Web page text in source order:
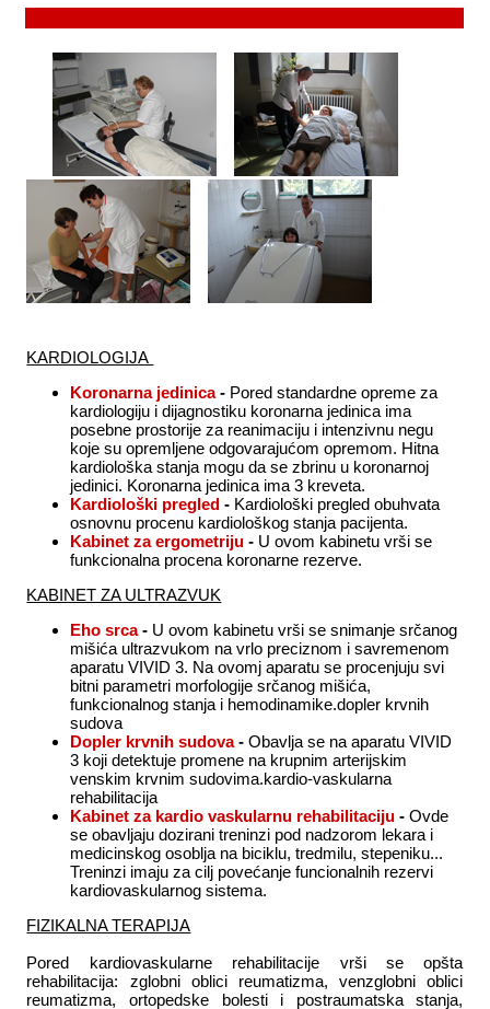
KARDIOLOGIJA
Koronarna jedinica- Pored standardne opreme za
kardiologiju i dijagnostiku koronarna jedinica ima
posebne prostorije za reanimaciju i intenzivnu negu
koje su opremljene odgovarajućom opremom. Hitna
kardiološka stanja mogu da se zbrinu u koronarnoj
jedinici. Koronarna jedinica ima 3 kreveta.
Kardiološki pregled - Kardiološki pregled obuhvata
osnovnu procenu kardiološkog stanja pacijenta.
Kabinet za ergometriju - U ovom kabinetu vrši se
funkcionalna procena koronarne rezerve.
KABINET ZA ULTRAZVUK
Eho srca- U ovom kabinetu vrši se snimanje srčanog
mišića ultrazvukom na vrlo preciznom i savremenom
aparatu VIVID 3. Na ovomj aparatu se procenjuju svi
bitni parametri morfologije srčanog mišića,
funkcionalnog stanja i hemodinamike.dopler krvnih
sudova
Dopler krvnih sudova-Obavlja se na aparatu VIVID
3 koji detektuje promene na krupnim arterijskim
venskim krvnim sudovima.kardio-vaskularna
rehabilitacija
Kabinet za kardio vaskularnu rehabilitaciju -Ovde
se obavljaju dozirani treninzi pod nadzorom lekara i
medicinskog osoblja na biciklu, tredmilu, stepeniku...
Treninzi imaju za cilj povećanje funcionalnih rezervi
kardiovaskularnog sistema.
FIZIKALNA TERAPIJA
Pored kardiovaskularne rehabilitacije vrši se opšta
rehabilitacija: zglobni oblici reumatizma, venzglobni oblici
reumatizma, ortopedske bolesti i postraumatska stanja,